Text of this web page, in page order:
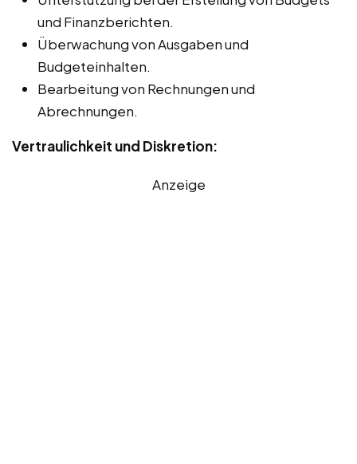
und Finanzberichten.
Überwachung von Ausgaben und
Budgeteinhalten.
Bearbeitung von Rechnungen und
Abrechnungen.
Vertraulichkeit und Diskretion:
Anzeige